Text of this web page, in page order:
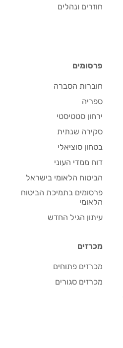
חוזרים ונהלים
פרסומים
חוברות הסברה
ספריה
ירחון סטטיסטי
סקירה שנתית
בטחון סוציאלי
דוח ממדי העוני
הביטוח הלאומי בישראל
פרסומים בתמיכת הביטוח
הלאומי
עיתון הגיל החדש
מכרזים
מכרזים פתוחים
מכרזים סגורים